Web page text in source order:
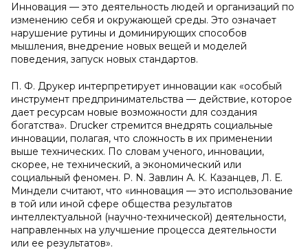
Инновация — это деятельность людей и организаций по
изменению себя и окружающей среды. Это означает
нарушение рутины и доминирующих способов
мышления, внедрение новых вещей и моделей
поведения, запуск новых стандартов.
П. Ф. Друкер интерпретирует инновации как «особый
инструмент предпринимательства — действие, которое
дает ресурсам новые возможности для создания
богатства». Drucker стремится внедрять социальные
инновации, полагая, что сложность в их применении
выше технических. По словам ученого, инновации,
скорее, не технический, а экономический или
социальный феномен. P. N. Завлин А. К. Казанцев, Л. Е.
Миндели считают, что «инновация — это использование
в той или иной сфере общества результатов
интеллектуальной (научно-технической) деятельности,
направленных на улучшение процесса деятельности
или ее результатов».